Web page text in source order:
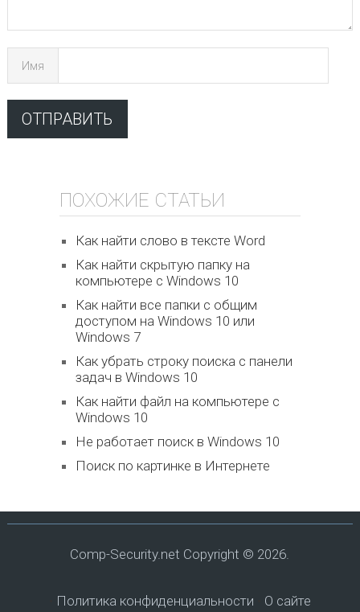
Имя
ПОХОЖИЕ СТАТЬИ
Как найти слово в тексте Word
Как найти скрытую папку на
компьютере с Windows 10
Как найти все папки с общим
доступом на Windows 10 или
Windows 7
Как убрать строку поиска с панели
задач в Windows 10
Как найти файл на компьютере с
Windows 10
Не работает поиск в Windows 10
Поиск по картинке в Интернете
Comp-Security.net Copyright © 2026.
Политика конфиденциальности О сайте